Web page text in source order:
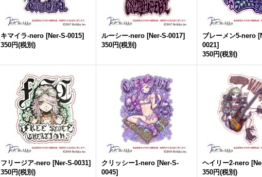
キマイラ-nero [Ner-S-0015]
350円(税別)
ルーシー-nero [Ner-S-0017]
350円(税別)
ブレーメン5-nero [
0021]
350円(税別)
フリージア-nero [Ner-S-0031]
350円(税別)
クリッシー1-nero [Ner-S-
0045]
ヘイリー2-nero [
350円(税別)